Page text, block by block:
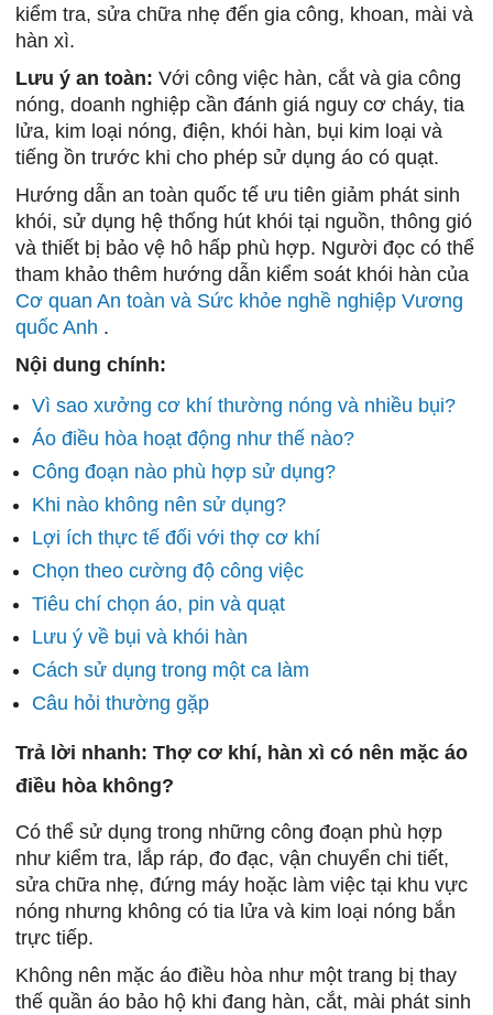
kiểm tra, sửa chữa nhẹ đến gia công, khoan, mài và
hàn xì.
Lưu ý an toàn: Với công việc hàn, cắt và gia công
nóng, doanh nghiệp cần đánh giá nguy cơ cháy, tia
lửa, kim loại nóng, điện, khói hàn, bụi kim loại và
tiếng ồn trước khi cho phép sử dụng áo có quạt.
Hướng dẫn an toàn quốc tế ưu tiên giảm phát sinh
khói, sử dụng hệ thống hút khói tại nguồn, thông gió
và thiết bị bảo vệ hô hấp phù hợp. Người đọc có thể
tham khảo thêm hướng dẫn kiểm soát khói hàn của
Cơ quan An toàn và Sức khỏe nghề nghiệp Vương
quốc Anh .
Nội dung chính:
Vì sao xưởng cơ khí thường nóng và nhiều bụi?
Áo điều hòa hoạt động như thế nào?
Công đoạn nào phù hợp sử dụng?
Khi nào không nên sử dụng?
Lợi ích thực tế đối với thợ cơ khí
Chọn theo cường độ công việc
Tiêu chí chọn áo, pin và quạt
Lưu ý về bụi và khói hàn
Cách sử dụng trong một ca làm
Câu hỏi thường gặp
Trả lời nhanh: Thợ cơ khí, hàn xì có nên mặc áo
điều hòa không?
Có thể sử dụng trong những công đoạn phù hợp
như kiểm tra, lắp ráp, đo đạc, vận chuyển chi tiết,
sửa chữa nhẹ, đứng máy hoặc làm việc tại khu vực
nóng nhưng không có tia lửa và kim loại nóng bắn
trực tiếp.
Không nên mặc áo điều hòa như một trang bị thay
thế quần áo bảo hộ khi đang hàn, cắt, mài phát sinh